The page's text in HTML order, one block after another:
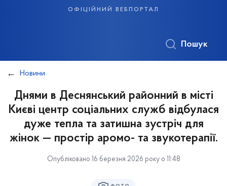
офіційний вебпортал
Пошук
Новини
Днями в Деснянський районний в місті
Києві центр соціальних служб відбулася
дуже тепла та затишна зустріч для
жінок — простір аромо- та звукотерапії.
Опубліковано 16 березня 2026 року о 11:48